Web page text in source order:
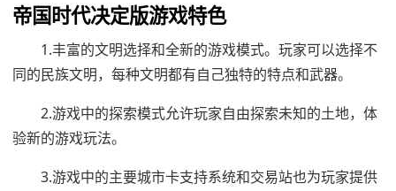
帝国时代决定版游戏特色
1.丰富的文明选择和全新的游戏模式。玩家可以选择不
同的民族文明，每种文明都有自己独特的特点和武器。
2.游戏中的探索模式允许玩家自由探索未知的土地，体
验新的游戏玩法。
3.游戏中的主要城市卡支持系统和交易站也为玩家提供